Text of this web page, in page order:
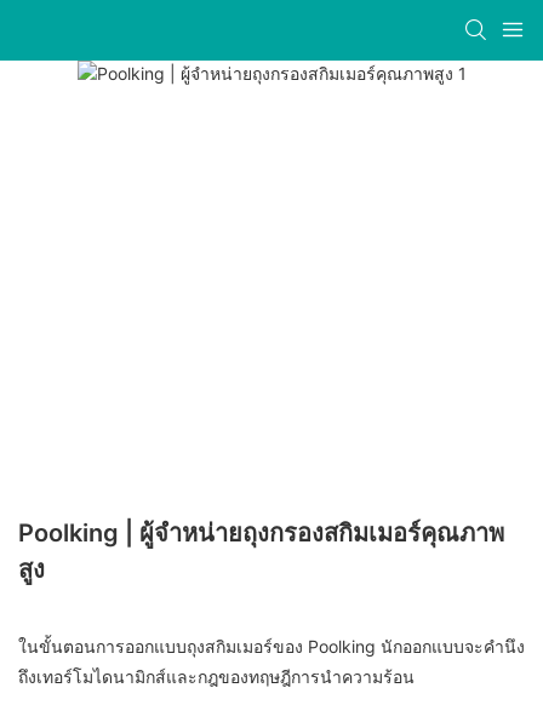
Poolking | ผู้จำหน่ายถุงกรองสกิมเมอร์คุณภาพ
สูง
ในขั้นตอนการออกแบบถุงสกิมเมอร์ของ Poolking นักออกแบบจะคำนึง
ถึงเทอร์โมไดนามิกส์และกฎของทฤษฎีการนำความร้อน